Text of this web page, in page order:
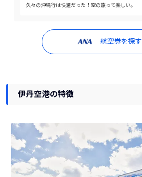
久々の沖縄行は快適だった！空の旅って楽しい。
航空券を探す
伊丹空港の特徴